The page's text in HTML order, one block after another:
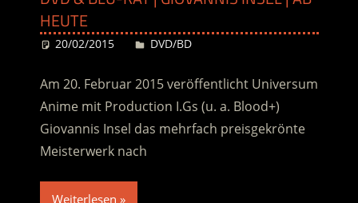
HEUTE
20/02/2015 Desiree
DVD/BD
Am 20. Februar 2015 veröffentlicht Universum
Anime mit Production I.Gs (u. a. Blood+)
Giovannis Insel das mehrfach preisgekrönte
Meisterwerk nach
Weiterlesen